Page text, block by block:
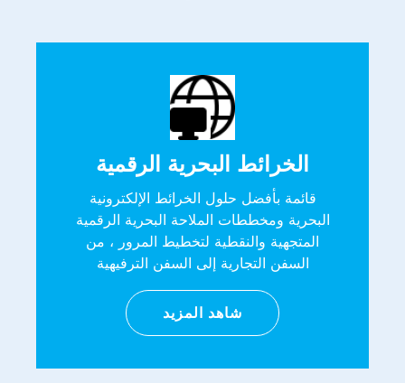
الخرائط البحرية الرقمية
قائمة بأفضل حلول الخرائط الإلكترونية
البحرية ومخططات الملاحة البحرية الرقمية
المتجهية والنقطية لتخطيط المرور ، من
السفن التجارية إلى السفن الترفيهية
شاهد المزيد